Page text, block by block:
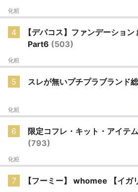
化粧
4
【デパコス】ファンデーション
Part6 (503)
化粧
5 スレが無いプチプラブランド
化粧
6
限定コフレ・キット・アイテ
(793)
化粧
7 【フーミー】 whomee 【イガ